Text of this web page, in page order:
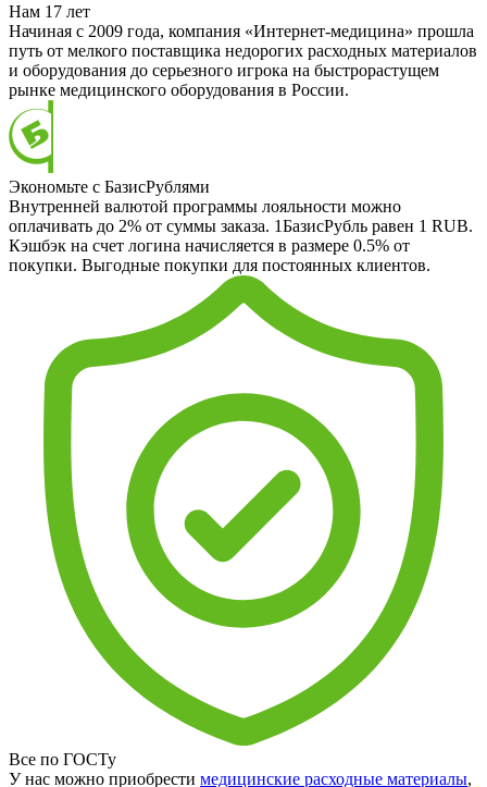
Нам 17 лет
Начиная с 2009 года, компания «Интернет-медицина» прошла
путь от мелкого поставщика недорогих расходных материалов
и оборудования до серьезного игрока на быстрорастущем
рынке медицинского оборудования в России.
Экономьте с БазисРублями
Внутренней валютой программы лояльности можно
оплачивать до 2% от суммы заказа. 1БазисРубль равен 1 RUB.
Кэшбэк на счет логина начисляется в размере 0.5% от
покупки. Выгодные покупки для постоянных клиентов.
Все по ГОСТу
У нас можно приобрести медицинские расходные материалы,